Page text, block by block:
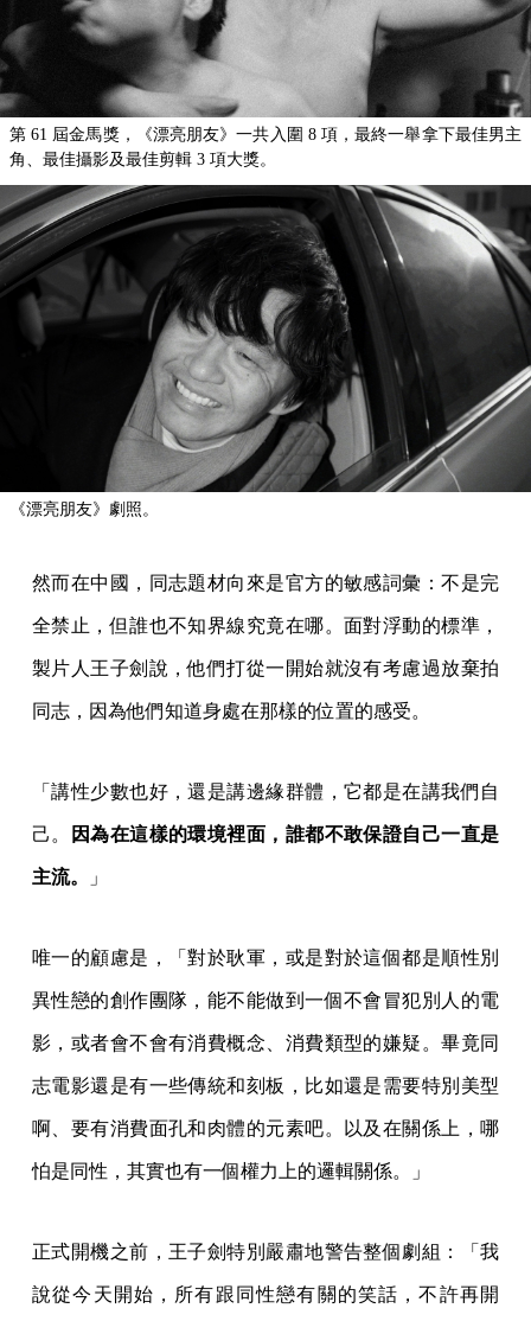
第 61 屆金馬獎，《漂亮朋友》一共入圍 8 項，最終一舉拿下最佳男主
角、最佳攝影及最佳剪輯 3 項大獎。
《漂亮朋友》劇照。
然而在中國，同志題材向來是官方的敏感詞彙：不是完
全禁止，但誰也不知界線究竟在哪。面對浮動的標準，
製片人王子劍說，他們打從一開始就沒有考慮過放棄拍
同志，因為他們知道身處在那樣的位置的感受。
「講性少數也好，還是講邊緣群體，它都是在講我們自
己。 因為在這樣的環境裡面，誰都不敢保證自己一直是
主流。 」
唯一的顧慮是，「對於耿軍，或是對於這個都是順性別
異性戀的創作團隊，能不能做到一個不會冒犯別人的電
影，或者會不會有消費概念、消費類型的嫌疑。畢竟同
志電影還是有一些傳統和刻板，比如還是需要特別美型
啊、要有消費面孔和肉體的元素吧。以及在關係上，哪
怕是同性，其實也有一個權力上的邏輯關係。」
正式開機之前，王子劍特別嚴肅地警告整個劇組：「我
說從今天開始，所有跟同性戀有關的笑話，不許再開